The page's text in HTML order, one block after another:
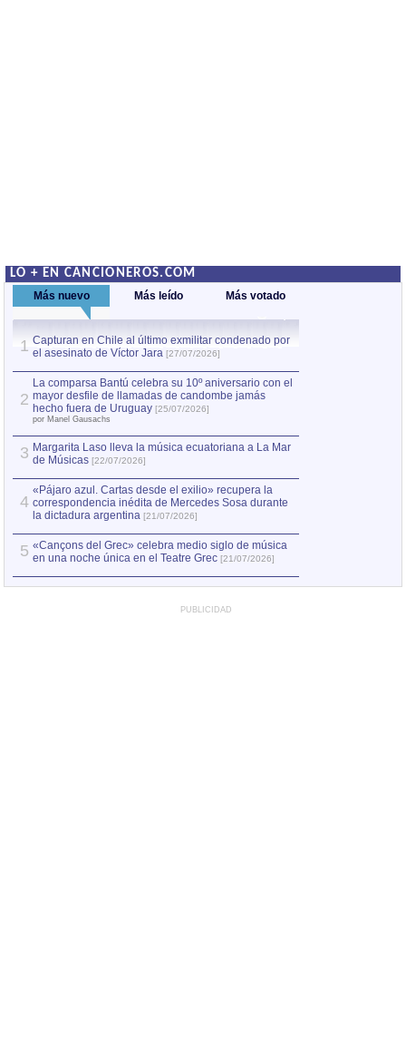
LO + EN CANCIONEROS.COM
Más nuevo Más leído Más votado
1 Capturan en Chile al último exmilitar condenado por
el asesinato de Víctor Jara [27/07/2026]
2
La comparsa Bantú celebra su 10º aniversario con el
mayor desfile de llamadas de candombe jamás
hecho fuera de Uruguay [25/07/2026]
por Manel Gausachs
3 Margarita Laso lleva la música ecuatoriana a La Mar
de Músicas [22/07/2026]
4
«Pájaro azul. Cartas desde el exilio» recupera la
correspondencia inédita de Mercedes Sosa durante
la dictadura argentina [21/07/2026]
5 «Cançons del Grec» celebra medio siglo de música
en una noche única en el Teatre Grec [21/07/2026]
PUBLICIDAD